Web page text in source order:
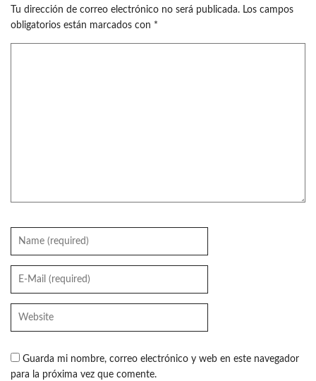
Tu dirección de correo electrónico no será publicada. Los campos
obligatorios están marcados con *
Guarda mi nombre, correo electrónico y web en este navegador
para la próxima vez que comente.